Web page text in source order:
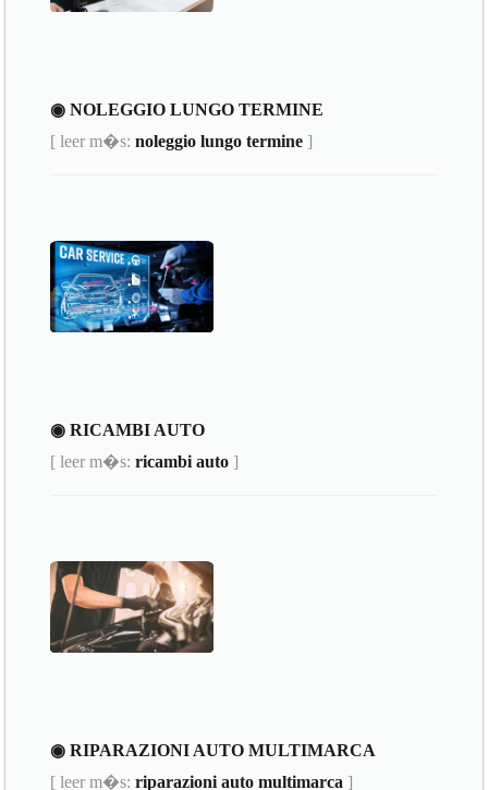
◉ NOLEGGIO LUNGO TERMINE
[ leer m�s:noleggio lungo termine ]
◉ RICAMBI AUTO
[ leer m�s:ricambi auto ]
◉ RIPARAZIONI AUTO MULTIMARCA
[ leer m�s:riparazioni auto multimarca ]